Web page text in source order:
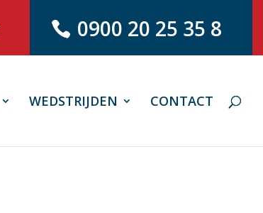
0900 20 25 35 8
WEDSTRIJDEN CONTACT